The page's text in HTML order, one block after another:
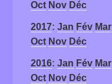
Oct Nov Déc
2017:Jan Fév Mar
Oct Nov Déc
2016:Jan Fév Mar
Oct Nov Déc